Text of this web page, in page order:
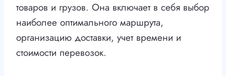
товаров и грузов. Она включает в себя выбор
наиболее оптимального маршрута,
организацию доставки, учет времени и
стоимости перевозок.